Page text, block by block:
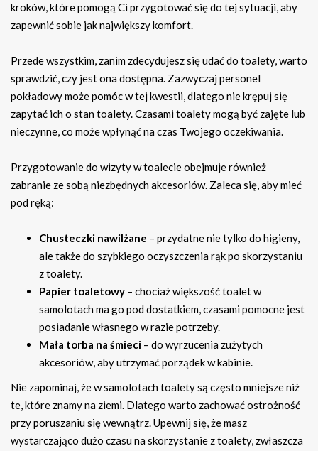
kroków, które pomogą Ci przygotować się do tej sytuacji, aby
zapewnić sobie jak największy komfort.
Przede wszystkim, zanim zdecydujesz się udać do toalety, warto
sprawdzić, czy jest ona dostępna. Zazwyczaj personel
pokładowy może pomóc w tej kwestii, dlatego nie krępuj się
zapytać ich o stan toalety. Czasami toalety mogą być zajęte lub
nieczynne, co może wpłynąć na czas Twojego oczekiwania.
Przygotowanie do wizyty w toalecie obejmuje również
zabranie ze sobą niezbędnych akcesoriów. Zaleca się, aby mieć
pod ręką:
Chusteczki nawilżane – przydatne nie tylko do higieny,
ale także do szybkiego oczyszczenia rąk po skorzystaniu
z toalety.
Papier toaletowy – chociaż większość toalet w
samolotach ma go pod dostatkiem, czasami pomocne jest
posiadanie własnego w razie potrzeby.
Mała torba na śmieci – do wyrzucenia zużytych
akcesoriów, aby utrzymać porządek w kabinie.
Nie zapominaj, że w samolotach toalety są często mniejsze niż
te, które znamy na ziemi. Dlatego warto zachować ostrożność
przy poruszaniu się wewnątrz. Upewnij się, że masz
wystarczająco dużo czasu na skorzystanie z toalety, zwłaszcza